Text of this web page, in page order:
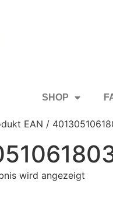
SHOP
EAN /
wird angezeigt